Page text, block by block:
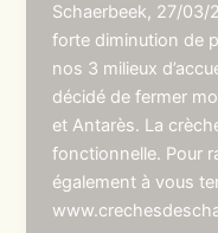
Schaerbeek, 27/03/
forte diminution de
nos 3 milieux
décidé de fermer
et Antarès. La
fonctionnelle. Pour
également à vous